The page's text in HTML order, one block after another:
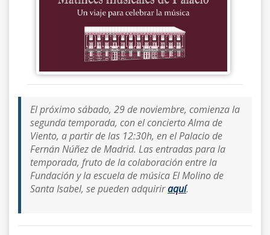
El próximo sábado, 29 de noviembre, comienza la
segunda temporada, con el conciertoAlma de
Viento, a partir de las 12:30h, en el Palacio de
Fernán Núñez de Madrid. Las entradas para la
temporada, fruto de la colaboración entre la
Fundación y la escuela de música El Molino de
Santa Isabel, se pueden adquiriraquí.